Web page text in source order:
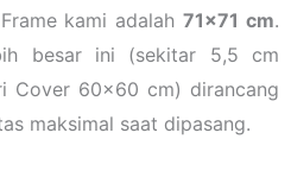
kami adalah71×71 cm.
besar ini (sekitar 5,5 cm
Cover 60×60 cm) dirancang
maksimal saat dipasang.